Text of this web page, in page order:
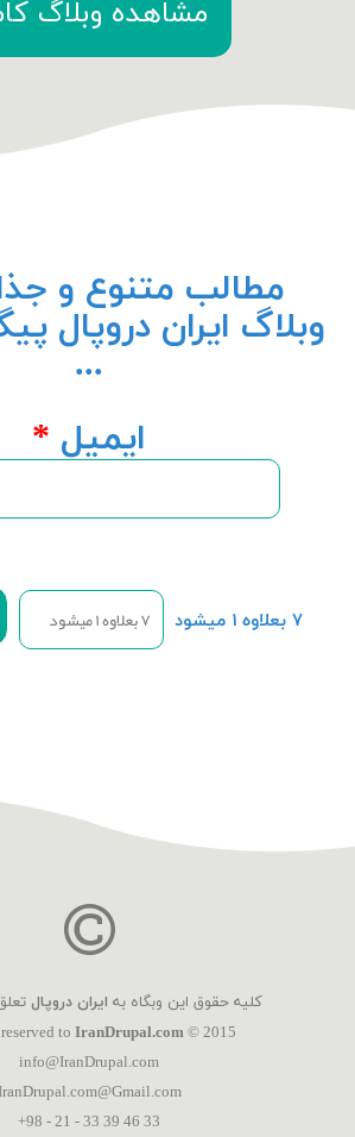
مشاهده وبلاگ
مطالب متنوع و
وبلاگ ایران دروپال
...
ایمیل *
۷ بعلاوه ۱ میشود
کلیه حقوق این وبگاه به ایران دروپال تعلق
to IranDrupal.com© 2015
info@IranDrupal.com
IranDrupal.com@Gmail.com
+98 - 21 - 33 39 46 33